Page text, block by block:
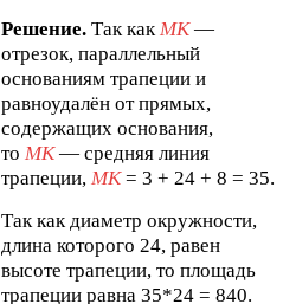
Решение.Так какMK—
отрезок, параллельный
основаниям трапеции и
равноудалён от прямых,
содержащих основания,
тоMK— средняя линия
трапеции,MK= 3 + 24 + 8 = 35.
Так как диаметр окружности,
длина которого 24, равен
высоте трапеции, то площадь
трапеции равна 35*24 = 840.